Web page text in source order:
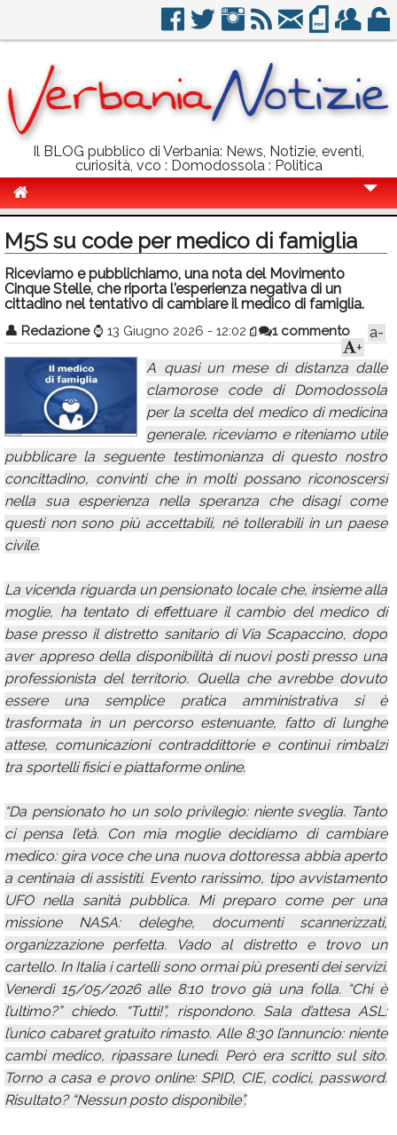
Il BLOG pubblico di Verbania: News, Notizie, eventi,
curiosità, vco : Domodossola : Politica
Politica
Sport
Eventi
Info Utili
Rubriche
Calendario
Annunci
M5S su code per medico di famiglia
Riceviamo e pubblichiamo, una nota del Movimento
Cinque Stelle, che riporta l'esperienza negativa di un
cittadino nel tentativo di cambiare il medico di famiglia.
👤 Redazione ⌚ 13 Giugno 2026 - 12:02 1 commento
a-
+
A quasi un mese di distanza dalle
clamorose code di Domodossola
per la scelta del medico di medicina
generale, riceviamo e riteniamo utile
pubblicare la seguente testimonianza di questo nostro
concittadino, convinti che in molti possano riconoscersi
nella sua esperienza nella speranza che disagi come
questi non sono più accettabili, né tollerabili in un paese
civile.
La vicenda riguarda un pensionato locale che, insieme alla
moglie, ha tentato di effettuare il cambio del medico di
base presso il distretto sanitario di Via Scapaccino, dopo
aver appreso della disponibilità di nuovi posti presso una
professionista del territorio. Quella che avrebbe dovuto
essere una semplice pratica amministrativa si è
trasformata in un percorso estenuante, fatto di lunghe
attese, comunicazioni contraddittorie e continui rimbalzi
tra sportelli fisici e piattaforme online.
“Da pensionato ho un solo privilegio: niente sveglia. Tanto
ci pensa l’età. Con mia moglie decidiamo di cambiare
medico: gira voce che una nuova dottoressa abbia aperto
a centinaia di assistiti. Evento rarissimo, tipo avvistamento
UFO nella sanità pubblica. Mi preparo come per una
missione NASA: deleghe, documenti scannerizzati,
organizzazione perfetta. Vado al distretto e trovo un
cartello. In Italia i cartelli sono ormai più presenti dei servizi.
Venerdì 15/05/2026 alle 8:10 trovo già una folla. “Chi è
l’ultimo?” chiedo. “Tutti!”, rispondono. Sala d’attesa ASL:
l’unico cabaret gratuito rimasto. Alle 8:30 l’annuncio: niente
cambi medico, ripassare lunedì. Però era scritto sul sito.
Torno a casa e provo online: SPID, CIE, codici, password.
Risultato? “Nessun posto disponibile”.